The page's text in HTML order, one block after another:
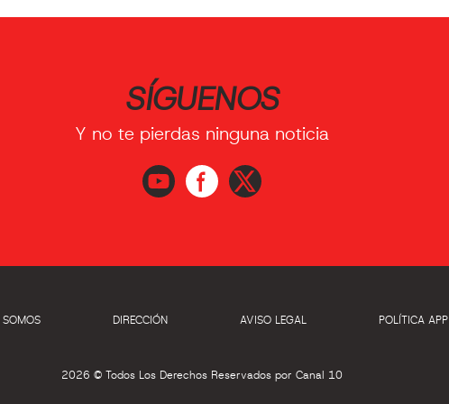
SÍGUENOS
Y no te pierdas ninguna noticia
SOMOS DIRECCIÓN AVISO LEGAL POLÍTICA APP
2026 © Todos Los Derechos Reservados por Canal 10